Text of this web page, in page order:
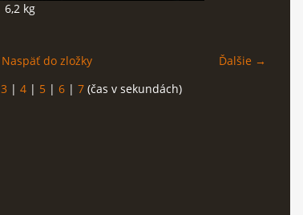
6,2 kg
Ďalšie →
Naspäť do zložky
3 | 4 | 5 | 6 | 7 (čas v sekundách)